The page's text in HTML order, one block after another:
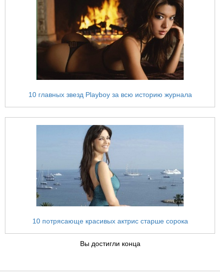
10 главных звезд Playboy за всю историю журнала
10 потрясающе красивых актрис старше сорока
Вы достигли конца